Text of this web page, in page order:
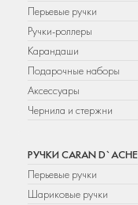
Перьевые ручки
Ручки-роллеры
Карандаши
Подарочные наборы
Аксессуары
Чернила и стержни
РУЧКИ CARAN D`ACHE
Перьевые ручки
Шариковые ручки